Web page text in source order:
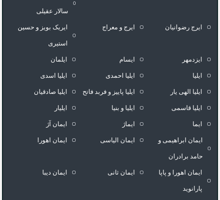
سالار عقیلی
ایرج رضوانیان ایرج و معراج ایریک بویز و حسین
استیری
ایزدمهر ایسام ایلمان
ایلیا ایلیا احمدی ایلیا اسدی
ایلیا الهی یار ایلیا پاییز و فربد فاتح ایلیا صادقیان
ایلیا قاسمی ایلیا و بنیا ایلیار
ایما ایماژ ایمان آژ
ایمان ابراهیمی و
حامد برادران
ایمان الیاسی ایمان اهورا
ایمان اهورا و پاپا
پارانوید
ایمان ثانی ایمان دیبا